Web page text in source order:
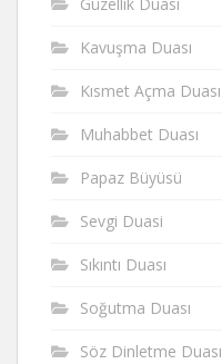
Güzellik Duası
Kavuşma Duası
Kısmet Açma Duası
Muhabbet Duası
Papaz Büyüsü
Sevgi Duasi
Sıkıntı Duası
Soğutma Duası
Söz Dinletme Duası